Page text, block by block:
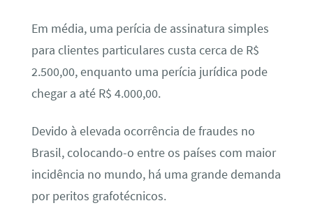
Em média, uma perícia de assinatura simples
para clientes particulares custa cerca de R$
2.500,00, enquanto uma perícia jurídica pode
chegar a até R$ 4.000,00.
Devido à elevada ocorrência de fraudes no
Brasil, colocando-o entre os países com maior
incidência no mundo, há uma grande demanda
por peritos grafotécnicos.